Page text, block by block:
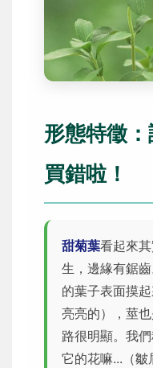
形態特徵
買錯啦！
甜菊葉看起來
生，邊緣有鋸
的葉子表面摸
亮亮的），莖
路很明顯。我
它的花嘛...（